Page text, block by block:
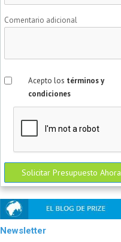
Comentario adicional
Acepto los términos y
condiciones
Solicitar Presupuesto Ahora
Newsletter